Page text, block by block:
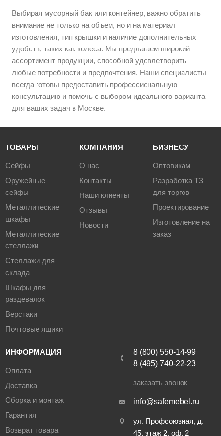
Выбирая мусорный бак или контейнер, важно обратить
внимание не только на объем, но и на материал
изготовления, тип крышки и наличие дополнительных
удобств, таких как колеса. Мы предлагаем широкий
ассортимент продукции, способной удовлетворить
любые потребности и предпочтения. Наши специалисты
всегда готовы предоставить профессиональную
консультацию и помочь с выбором идеального варианта
для ваших задач в Москве.
ТОВАРЫ
Сейфы
Оружейные
сейфы
Металлические
шкафы
Металлические
стеллажи
Стеллажи для
склада
Шкафы для
раздевалок
Верстаки
Почтовые ящики
КОМПАНИЯ
О нас
Контакты
Наши клиенты
Отзывы
Новости
БИЗНЕСУ
Оптовикам
Разработка ТЗ
для торгов
Проектирование
Изготовление на
заказ
ИНФОРМАЦИЯ
Оплата
Доставка
Сборка и монтаж
Гарантия
Возврат товара
8 (800) 550-14-99
8 (495) 740-22-23
заказать звонок
info@safemebel.ru
ул. Профсоюзная, д.
45, этаж 2, оф. 2